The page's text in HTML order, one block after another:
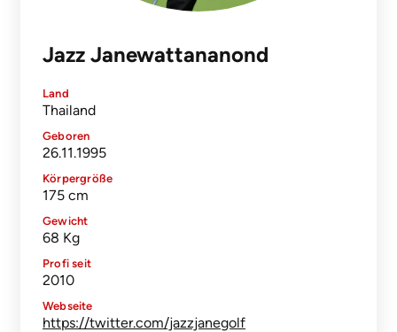
Jazz Janewattananond
Land
Thailand
Geboren
26.11.1995
Körpergröße
175 cm
Gewicht
68 Kg
Profi seit
2010
Webseite
https://twitter.com/jazzjanegolf